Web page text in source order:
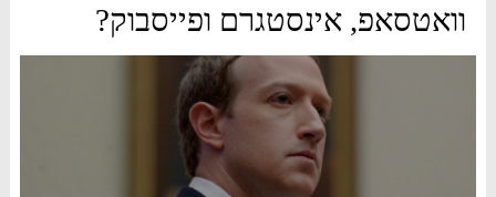
וואטסאפ, אינסטגרם ופייסבוק?